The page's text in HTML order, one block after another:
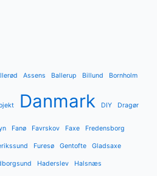
Assens Ballerup Billund Bornholm
Danmark DIY Dragør
Fanø Favrskov Faxe Fredensborg
Furesø Gentofte Gladsaxe
Haderslev Halsnæs